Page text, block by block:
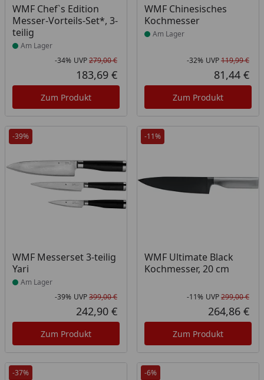
WMF Chef`s Edition
Messer-Vorteils-Set*, 3-
teilig
Produkt am Lager
Am Lager
Rabatt in Prozent
-34%
Ursprünglicher Preis
UVP279,00 €
Aktueller Preis
183,69 €
Zum Produkt
WMF Chinesisches
Kochmesser
Produkt am Lager
Am Lager
-32% UVP119,99 €
81,44 €
Zum Produkt
-39%
WMF Messerset 3-teilig
Yari
Produkt am Lager
Am Lager
Rabatt in Prozent
-39%
Ursprünglicher Preis
UVP399,00 €
Aktueller Preis
242,90 €
Zum Produkt
-11%
WMF Ultimate Black
Kochmesser, 20 cm
-11% UVP299,00 €
264,86 €
Zum Produkt
-37% -6%